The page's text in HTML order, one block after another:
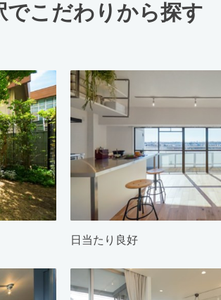
でこだわりから探す
日当たり良好